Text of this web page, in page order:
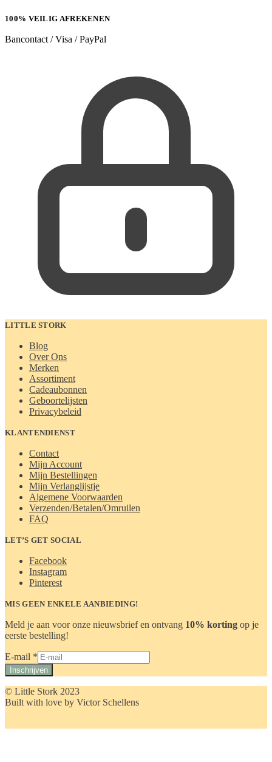
100% VEILIG AFREKENEN
Bancontact / Visa / PayPal
LITTLE STORK
Blog
Over Ons
Merken
Assortiment
Cadeaubonnen
Geboortelijsten
Privacybeleid
KLANTENDIENST
Contact
Mijn Account
Mijn Bestellingen
Mijn Verlanglijstje
Algemene Voorwaarden
Verzenden/Betalen/Omruilen
FAQ
LET’S GET SOCIAL
Facebook
Instagram
Pinterest
MIS GEEN ENKELE AANBIEDING!
Meld je aan voor onze nieuwsbrief en ontvang 10% korting op je
eerste bestelling!
E-
mail
E-mail *
Inschrijven
© Little Stork 2023
Built with love by Victor Schellens